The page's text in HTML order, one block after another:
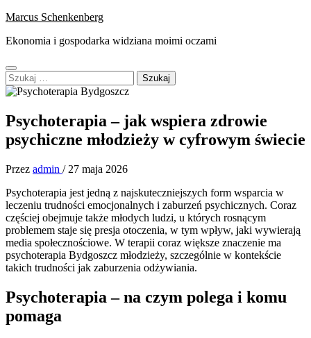
Skip
content
Marcus Schenkenberg
Ekonomia i gospodarka widziana moimi oczami
Primary
Menu
Szukaj:
Psychoterapia – jak wspiera zdrowie
psychiczne młodzieży w cyfrowym świecie
Przez admin / 27 maja 2026
Psychoterapia jest jedną z najskuteczniejszych form wsparcia w
leczeniu trudności emocjonalnych i zaburzeń psychicznych. Coraz
częściej obejmuje także młodych ludzi, u których rosnącym
problemem staje się presja otoczenia, w tym wpływ, jaki wywierają
media społecznościowe. W terapii coraz większe znaczenie ma
psychoterapia Bydgoszcz młodzieży, szczególnie w kontekście
takich trudności jak zaburzenia odżywiania.
Psychoterapia – na czym polega i komu
pomaga